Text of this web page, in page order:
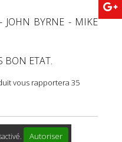
JOHN BYRNE - MIKE
BON ETAT.
vous rapportera35
Autoriser